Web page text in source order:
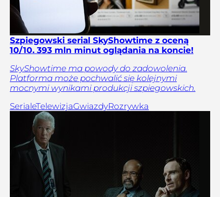
Szpiegowski serial SkyShowtime z oceną
10/10. 393 mln minut oglądania na koncie!
SkyShowtime ma powody do zadowolenia.
Platforma może pochwalić się kolejnymi
mocnymi wynikami produkcji szpiegowskich.
SerialeTelewizjaGwiazdyRozrywka